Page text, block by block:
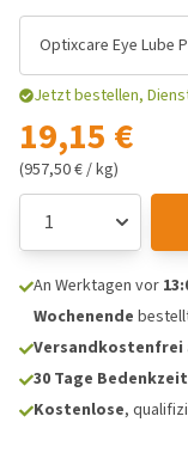
Optixcare Eye Lube
Jetzt bestellen,
19,15 €
(957,50 € / kg)
An Werktagen vor
Wochenende
Versandkostenfrei
30 Tage Bedenkzeit
Kostenlose,